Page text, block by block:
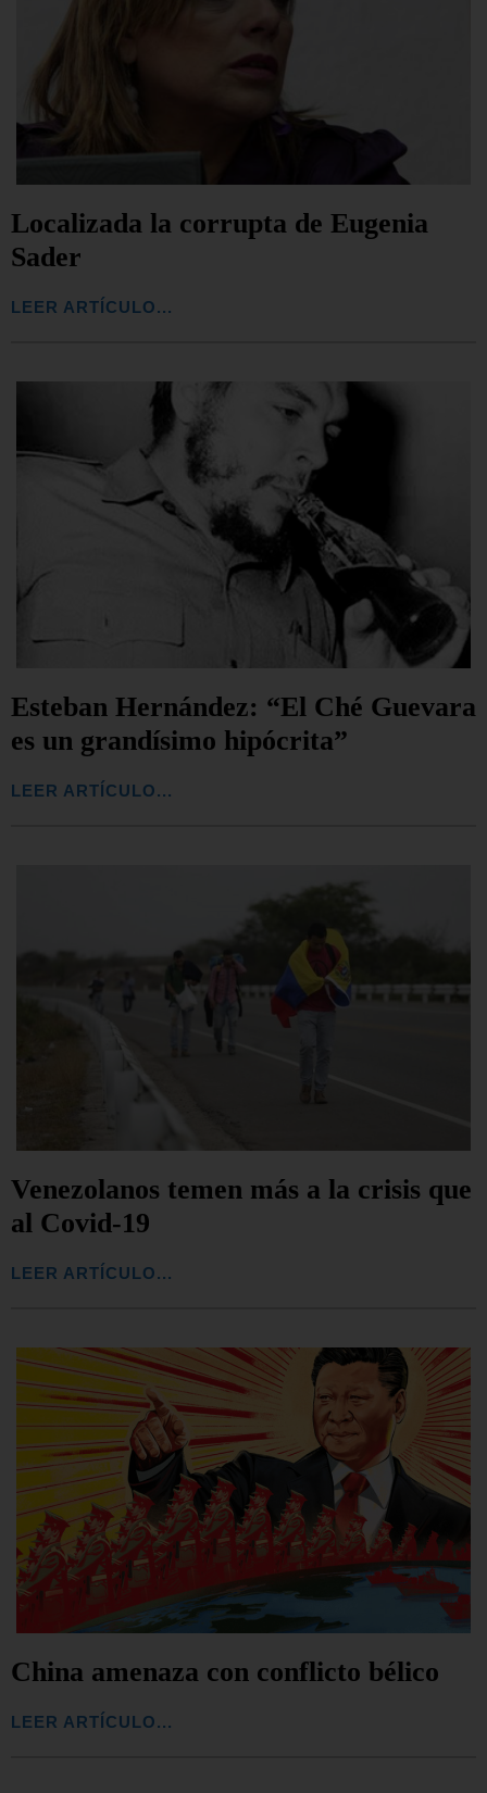
Localizada la corrupta de Eugenia
Sader
LEER ARTÍCULO...
Esteban Hernández: “El Ché Guevara
es un grandísimo hipócrita”
LEER ARTÍCULO...
Venezolanos temen más a la crisis que
al Covid-19
LEER ARTÍCULO...
China amenaza con conflicto bélico
LEER ARTÍCULO...